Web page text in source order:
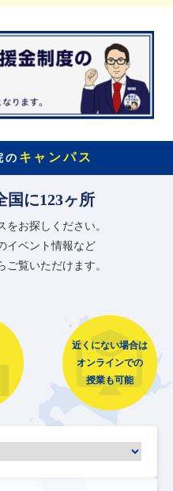
の キャンパス
国に123ヶ所
お探しください。
イベント情報など
覧いただけます。
近くにない場合は
オンラインでの
授業も可能